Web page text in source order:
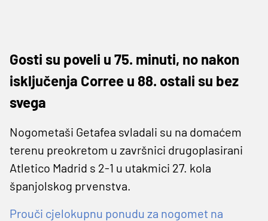
Gosti su poveli u 75. minuti, no nakon
isključenja Corree u 88. ostali su bez
svega
Nogometaši Getafea svladali su na domaćem
terenu preokretom u završnici drugoplasirani
Atletico Madrid s 2-1 u utakmici 27. kola
španjolskog prvenstva.
Prouči cjelokupnu ponudu za nogomet na